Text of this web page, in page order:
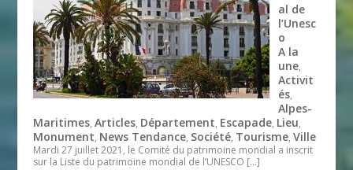
al de
l’Unesc
o
A la
une,
Activit
és,
Alpes-
Maritimes,Articles, Département, Escapade, Lieu,
Monument, News Tendance, Société, Tourisme,Ville
Mardi 27 juillet 2021, le Comité du patrimoine mondial a inscrit
sur la Liste du patrimoine mondial de l’UNESCO […]